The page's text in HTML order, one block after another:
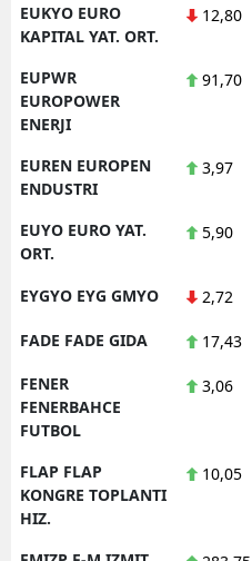
EUKYO EURO
KAPITAL YAT. ORT.
12,80
EUPWR
EUROPOWER
ENERJI
91,70
EUREN EUROPEN
ENDUSTRI
3,97
EUYO EURO YAT.
ORT.
5,90
EYGYO EYG GMYO 2,72
FADE FADE GIDA 17,43
FENER
FENERBAHCE
FUTBOL
3,06
FLAP FLAP
KONGRE TOPLANTI
HIZ.
10,05